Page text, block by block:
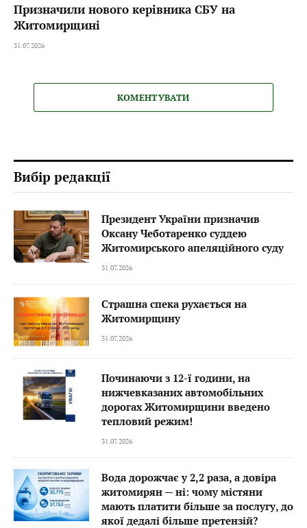
Призначили нового керівника СБУ на
Житомирщині
31.07.2026
КОМЕНТУВАТИ
Вибір редакції
Президент України призначив
Оксану Чеботаренко суддею
Житомирського апеляційного суду
31.07.2026
Страшна спека рухається на
Житомирщину
31.07.2026
Починаючи з 12-ї години, на
нижчевказаних автомобільних
дорогах Житомирщини введено
тепловий режим!
31.07.2026
Вода дорожчає у 2,2 раза, а довіра
житомирян — ні: чому містяни
мають платити більше за послугу, до
якої дедалі більше претензій?